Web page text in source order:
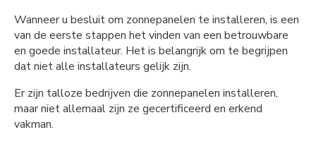
Wanneer u besluit om zonnepanelen te installeren, is een
van de eerste stappen het vinden van een betrouwbare
en goede installateur. Het is belangrijk om te begrijpen
dat niet alle installateurs gelijk zijn.
Er zijn talloze bedrijven die zonnepanelen installeren,
maar niet allemaal zijn ze gecertificeerd en erkend
vakman.